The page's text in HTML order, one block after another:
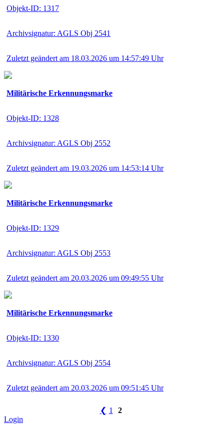
Objekt-ID: 1317
Archivsignatur: AGLS Obj 2541
Zuletzt geändert am 18.03.2026 um 14:57:49 Uhr
Militärische Erkennungsmarke
Objekt-ID: 1328
Archivsignatur: AGLS Obj 2552
Zuletzt geändert am 19.03.2026 um 14:53:14 Uhr
Militärische Erkennungsmarke
Objekt-ID: 1329
Archivsignatur: AGLS Obj 2553
Zuletzt geändert am 20.03.2026 um 09:49:55 Uhr
Militärische Erkennungsmarke
Objekt-ID: 1330
Archivsignatur: AGLS Obj 2554
Zuletzt geändert am 20.03.2026 um 09:51:45 Uhr
❮ 1
2
Login